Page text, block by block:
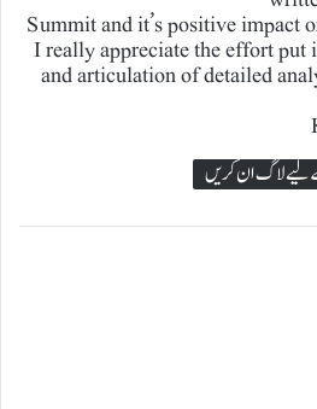
ہ
ا
Summit and it’s positive impact
I really appreciate the effort put
and articulation of detailed
لاگ ان کریں